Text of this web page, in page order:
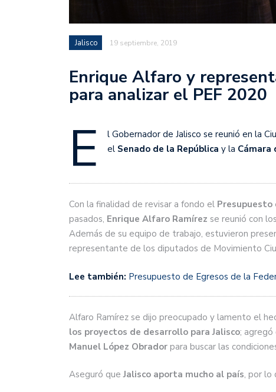
Jalisco 19 septiembre, 2019
Enrique Alfaro y
para analizar el PEF 2020
E
l Gobernador de Jalisco se reunió en la
el Senado de la República y la Cámara
Con la finalidad de revisar a fondo el Presupuesto
pasados, Enrique Alfaro Ramírez se reunió con
Además de su equipo de trabajo, estuvieron
representante de los diputados de Movimiento
Lee también: Presupuesto de Egresos de la
Alfaro Ramírez se dijo preocupado y lamento el
los proyectos de desarrollo para Jalisco; agregó
Manuel López Obrador para buscar las
Aseguró que Jalisco aporta mucho al país, por lo